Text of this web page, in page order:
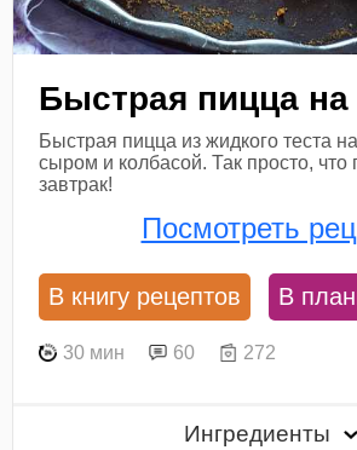
Быстрая пицца
Быстрая пицца из жидкого теста
сыром и колбасой. Так просто, что
завтрак!
Посмотреть
В книгу рецептов В
30 мин 60 272
Ингредиенты